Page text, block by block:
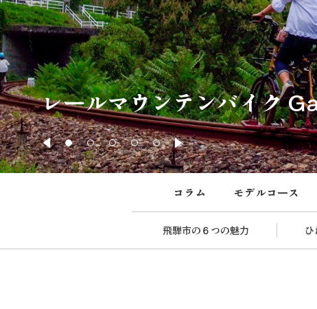
レールマウンテンバイク
コラム モデルコース
飛騨市の６つの魅力